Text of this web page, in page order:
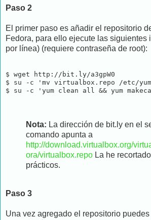
Paso 2
El primer paso es añadir el repositorio
Fedora, para ello ejecute las siguientes
por línea) (requiere contraseña de root):
$ wget http://bit.ly/a3gpW0
$ su -c 'mv virtualbox.repo /etc/
Nota: La dirección de bit.ly en el
comando apunta a
http://download.virtualbox.org/
ora/virtualbox.repo La he
prácticos.
Paso 3
Una vez agregado el repositorio